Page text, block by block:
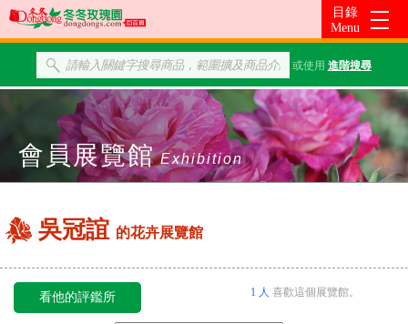
或使用 進階搜尋
會員展覽館 Exhibition
吳冠誼 的花卉展覽館
看他的評鑑所 1 人 喜歡這個展覽館。